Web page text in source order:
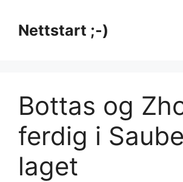
innholdNettstart ;-)
Bottas og
ferdig i
laget